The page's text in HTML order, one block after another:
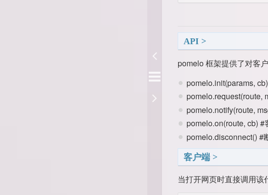
API
pomelo 框架提供了对客
pomelo.init(params,
pomelo.request(route,
pomelo.notify(route,
pomelo.on(route, cb) #
pomelo.disconnect() #
客户端
当打开网页时直接调用